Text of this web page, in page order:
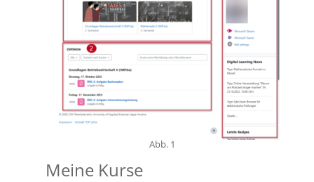
Abb. 1
Meine Kurse